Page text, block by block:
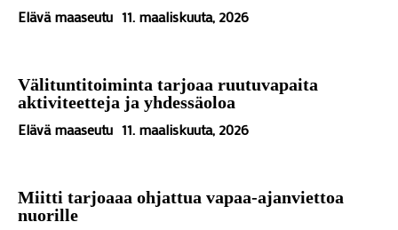
Elävä maaseutu 11. maaliskuuta, 2026
Välituntitoiminta tarjoaa ruutuvapaita
aktiviteetteja ja yhdessäoloa
Elävä maaseutu 11. maaliskuuta, 2026
Miitti tarjoaaa ohjattua vapaa-ajanviettoa
nuorille